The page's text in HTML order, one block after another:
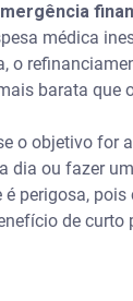
médica
o
barata que
o objetivo for
dia ou fazer
perigosa,
de curto